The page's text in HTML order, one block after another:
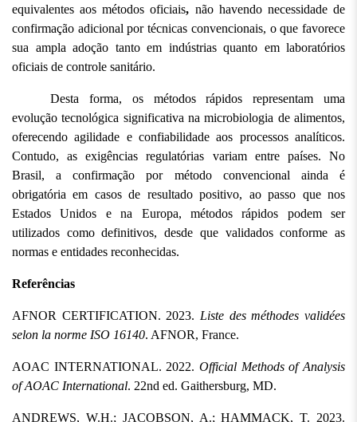
equivalentes aos métodos oficiais, não havendo necessidade de
confirmação adicional por técnicas convencionais, o que favorece
sua ampla adoção tanto em indústrias quanto em laboratórios
oficiais de controle sanitário.
Desta forma, os métodos rápidos representam uma
evolução tecnológica significativa na microbiologia de alimentos,
oferecendo agilidade e confiabilidade aos processos analíticos.
Contudo, as exigências regulatórias variam entre países. No
Brasil, a confirmação por método convencional ainda é
obrigatória em casos de resultado positivo, ao passo que nos
Estados Unidos e na Europa, métodos rápidos podem ser
utilizados como definitivos, desde que validados conforme as
normas e entidades reconhecidas.
Referências
AFNOR CERTIFICATION. 2023. Liste des méthodes validées
selon la norme ISO 16140. AFNOR, France.
AOAC INTERNATIONAL. 2022. Official Methods of Analysis
of AOAC International. 22nd ed. Gaithersburg, MD.